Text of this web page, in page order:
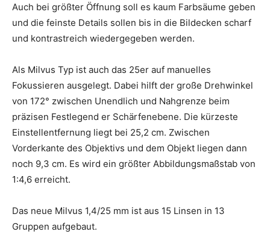
Auch bei größter Öffnung soll es kaum Farbsäume geben
und die feinste Details sollen bis in die Bildecken scharf
und kontrastreich wiedergegeben werden.
Als Milvus Typ ist auch das 25er auf manuelles
Fokussieren ausgelegt. Dabei hilft der große Drehwinkel
von 172° zwischen Unendlich und Nahgrenze beim
präzisen Festlegend er Schärfenebene. Die kürzeste
Einstellentfernung liegt bei 25,2 cm. Zwischen
Vorderkante des Objektivs und dem Objekt liegen dann
noch 9,3 cm. Es wird ein größter Abbildungsmaßstab von
1:4,6 erreicht.
Das neue Milvus 1,4/25 mm ist aus 15 Linsen in 13
Gruppen aufgebaut.